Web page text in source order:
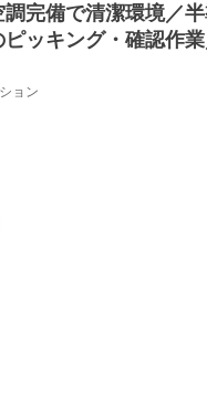
完備で清潔環境／
ッキング・確認作
ョン